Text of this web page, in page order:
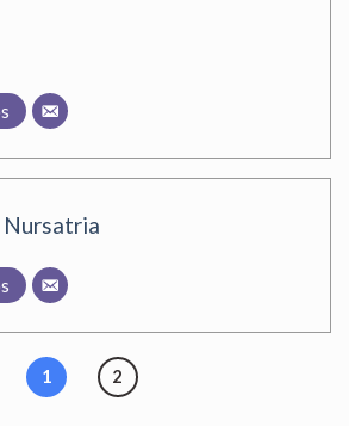
Nursatria
1 2